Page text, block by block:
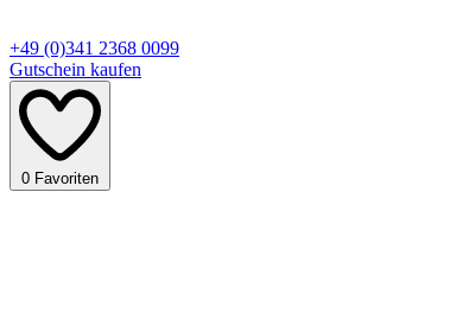
+49 (0)341 2368 0099
Gutschein kaufen
0 Favoriten